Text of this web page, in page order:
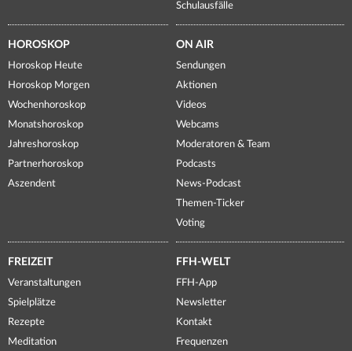
Schulausfälle
HOROSKOP
Horoskop Heute
Horoskop Morgen
Wochenhoroskop
Monatshoroskop
Jahreshoroskop
Partnerhoroskop
Aszendent
ON AIR
Sendungen
Aktionen
Videos
Webcams
Moderatoren & Team
Podcasts
News-Podcast
Themen-Ticker
Voting
FREIZEIT
Veranstaltungen
Spielplätze
Rezepte
Meditation
FFH-WELT
FFH-App
Newsletter
Kontakt
Frequenzen